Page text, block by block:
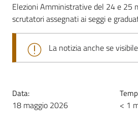
Elezioni Amministrative del 24 e 25
scrutatori assegnati ai seggi e
La notizia anche se
Data:
18 maggio 2026 < 1